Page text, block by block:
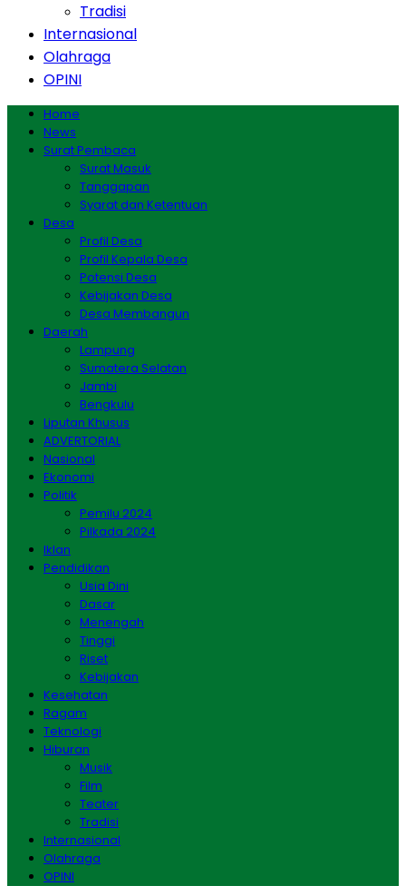
Tradisi
Internasional
Olahraga
OPINI
Home
News
Surat Pembaca
Surat Masuk
Tanggapan
Syarat dan Ketentuan
Desa
Profil Desa
Profil Kepala Desa
Potensi Desa
Kebijakan Desa
Desa Membangun
Daerah
Lampung
Sumatera Selatan
Jambi
Bengkulu
Liputan Khusus
ADVERTORIAL
Nasional
Ekonomi
Politik
Pemilu 2024
Pilkada 2024
Iklan
Pendidikan
Usia Dini
Dasar
Menengah
Tinggi
Riset
Kebijakan
Kesehatan
Ragam
Teknologi
Hiburan
Musik
Film
Teater
Tradisi
Internasional
Olahraga
OPINI